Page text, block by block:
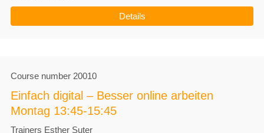
Details
Course number 20010
Einfach digital – Besser online arbeiten
Montag 13:45-15:45
Trainers Esther Suter